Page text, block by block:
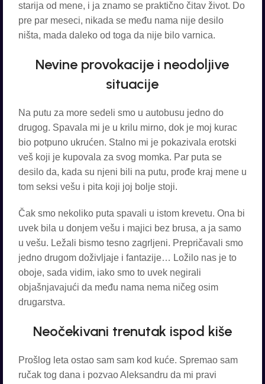
starija od mene, i ja znamo se praktično čitav život. Do
pre par meseci, nikada se među nama nije desilo
ništa, mada daleko od toga da nije bilo varnica.
Nevine provokacije i neodoljive
situacije
Na putu za more sedeli smo u autobusu jedno do
drugog. Spavala mi je u krilu mirno, dok je moj kurac
bio potpuno ukrućen. Stalno mi je pokazivala erotski
veš koji je kupovala za svog momka. Par puta se
desilo da, kada su njeni bili na putu, prođe kraj mene u
tom seksi vešu i pita koji joj bolje stoji.
Čak smo nekoliko puta spavali u istom krevetu. Ona bi
uvek bila u donjem vešu i majici bez brusa, a ja samo
u vešu. Ležali bismo tesno zagrljeni. Prepričavali smo
jedno drugom doživljaje i fantazije… Ložilo nas je to
oboje, sada vidim, iako smo to uvek negirali
objašnjavajući da među nama nema ničeg osim
drugarstva.
Neočekivani trenutak ispod kiše
Prošlog leta ostao sam sam kod kuće. Spremao sam
ručak tog dana i pozvao Aleksandru da mi pravi